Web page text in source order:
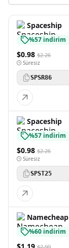
Spaceship
%57 indirim
$0.98 $2.26
Süresiz
SPSR86
Spaceship
%57 indirim
$0.98 $2.26
Süresiz
SPST25
Namecheap
%60 indirim